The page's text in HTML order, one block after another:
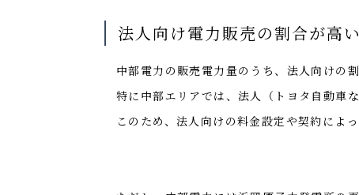
法人向け電力販売の割合が高い
中部電力の販売電力量のうち、法人向けの割
特に中部エリアでは、法人（トヨタ自動車
このため、法人向けの料金設定や契約によ